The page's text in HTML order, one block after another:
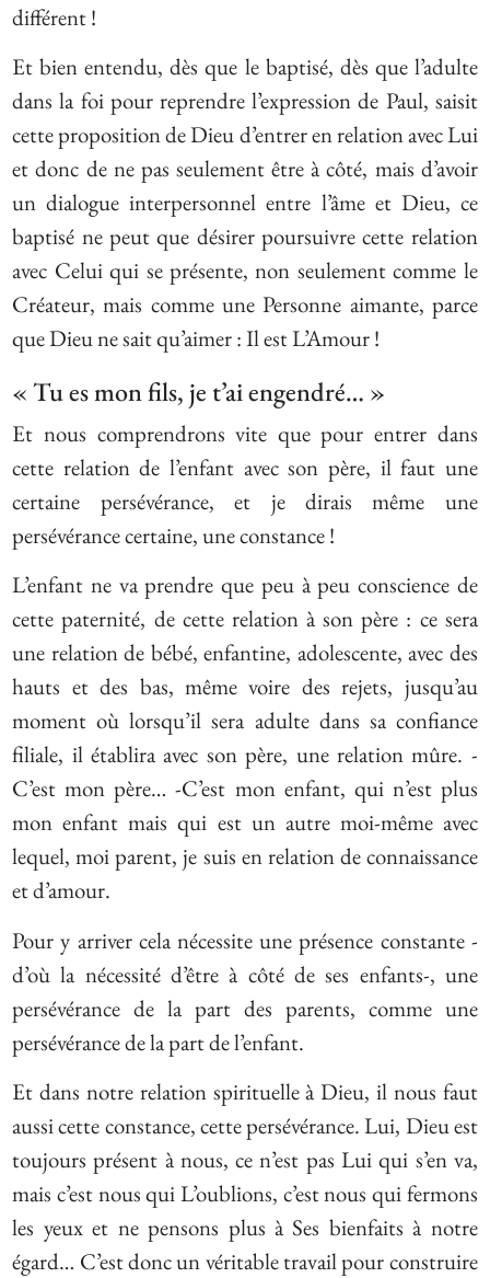
différent !
Et bien entendu, dès que le baptisé, dès que l’adulte
dans la foi pour reprendre l’expression de Paul, saisit
cette proposition de Dieu d’entrer en relation avec Lui
et donc de ne pas seulement être à côté, mais d’avoir
un dialogue interpersonnel entre l’âme et Dieu, ce
baptisé ne peut que désirer poursuivre cette relation
avec Celui qui se présente, non seulement comme le
Créateur, mais comme une Personne aimante, parce
que Dieu ne sait qu’aimer : Il est L’Amour !
« Tu es mon fils, je t’ai engendré… »
Et nous comprendrons vite que pour entrer dans
cette relation de l’enfant avec son père, il faut une
certaine persévérance, et je dirais même une
persévérance certaine, une constance !
L’enfant ne va prendre que peu à peu conscience de
cette paternité, de cette relation à son père : ce sera
une relation de bébé, enfantine, adolescente, avec des
hauts et des bas, même voire des rejets, jusqu’au
moment où lorsqu’il sera adulte dans sa confiance
filiale, il établira avec son père, une relation mûre. -
C’est mon père… -C’est mon enfant, qui n’est plus
mon enfant mais qui est un autre moi-même avec
lequel, moi parent, je suis en relation de connaissance
et d’amour.
Pour y arriver cela nécessite une présence constante -
d’où la nécessité d’être à côté de ses enfants-, une
persévérance de la part des parents, comme une
persévérance de la part de l’enfant.
Et dans notre relation spirituelle à Dieu, il nous faut
aussi cette constance, cette persévérance. Lui, Dieu est
toujours présent à nous, ce n’est pas Lui qui s’en va,
mais c’est nous qui L’oublions, c’est nous qui fermons
les yeux et ne pensons plus à Ses bienfaits à notre
égard… C’est donc un véritable travail pour construire